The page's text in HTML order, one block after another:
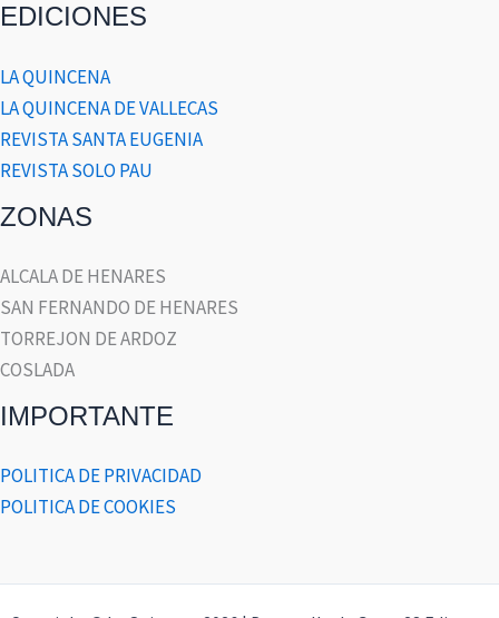
EDICIONES
LA QUINCENA
LA QUINCENA DE VALLECAS
REVISTA SANTA EUGENIA
REVISTA SOLO PAU
ZONAS
ALCALA DE HENARES
SAN FERNANDO DE HENARES
TORREJON DE ARDOZ
COSLADA
IMPORTANTE
POLITICA DE PRIVACIDAD
POLITICA DE COOKIES